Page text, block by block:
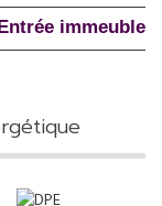
immeuble